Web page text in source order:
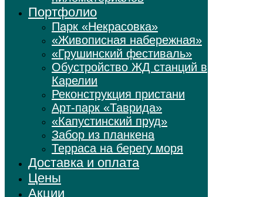
Портфолио
Парк «Некрасовка»
«Живописная набережная»
«Грушинский фестиваль»
Обустройство ЖД станций в
Карелии
Реконструкция пристани
Арт-парк «Таврида»
«Капустинский пруд»
Забор из планкена
Терраса на берегу моря
Доставка и оплата
Цены
Акции